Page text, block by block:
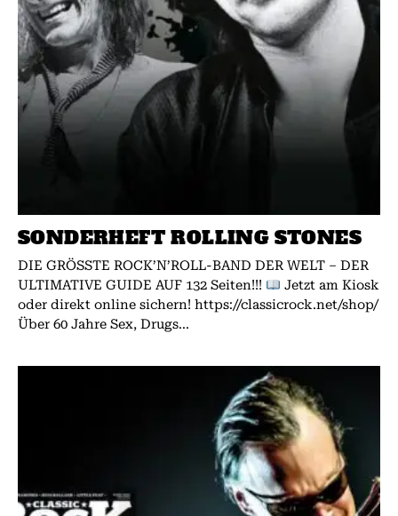
SONDERHEFT ROLLING STONES
DIE GRÖSSTE ROCK’N’ROLL-BAND DER WELT – DER
ULTIMATIVE GUIDE AUF 132 Seiten!!!
Jetzt am Kiosk
oder direkt online sichern! https://classicrock.net/shop/
Über 60 Jahre Sex, Drugs...